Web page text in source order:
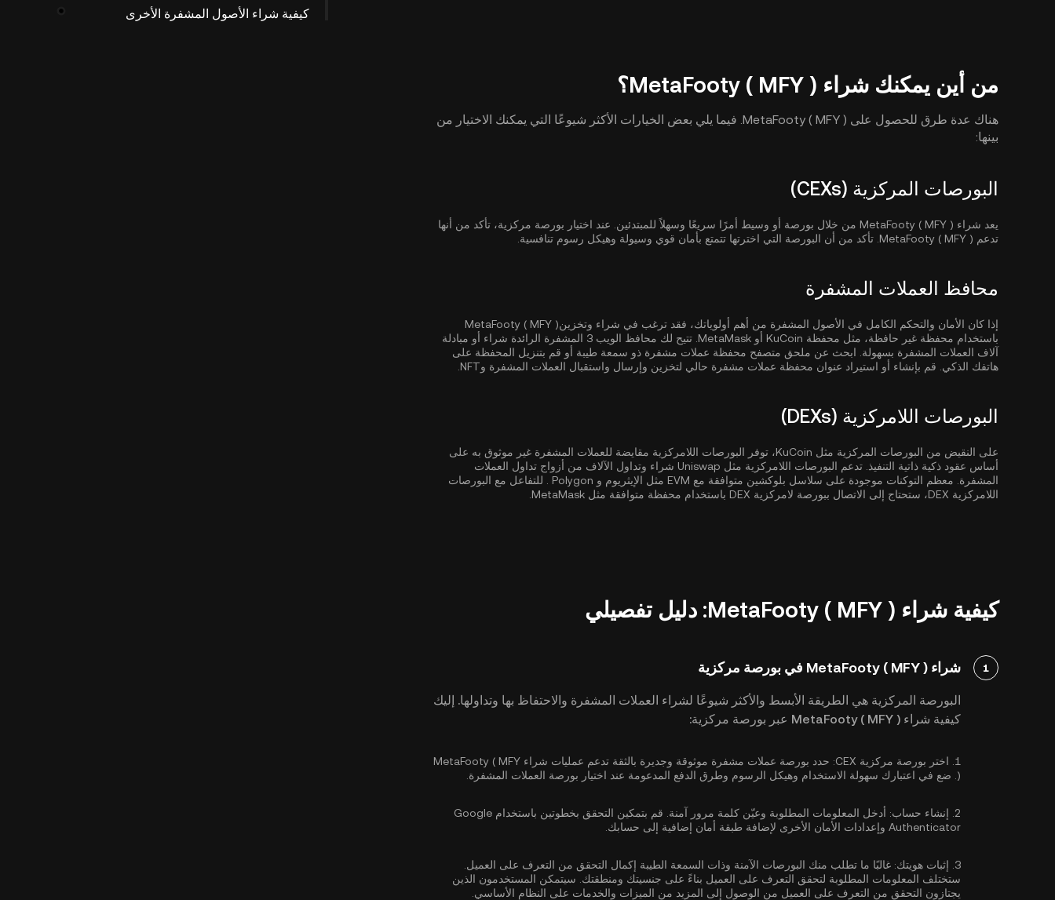
من أين يمكنك شراء MetaFooty ( MFY )؟
هناك عدة طرق للحصول على MetaFooty ( MFY ). فيما يلي بعض الخيارات الأكثر شيوعًا التي يمكنك الاختيار من
بينها:
البورصات المركزية (CEXs)
يعد شراء MetaFooty ( MFY ) من خلال بورصة أو وسيط أمرًا سريعًا وسهلاً للمبتدئين. عند اختيار بورصة مركزية، تأكد من أنها
تدعم MetaFooty ( MFY ). تأكد من أن البورصة التي اخترتها تتمتع بأمان قوي وسيولة وهيكل رسوم تنافسية.
محافظ العملات المشفرة
إذا كان الأمان والتحكم الكامل في الأصول المشفرة من أهم أولوياتك، فقد ترغب في شراء وتخزينMetaFooty ( MFY )
باستخدام محفظة غير حافظة، مثل محفظة KuCoin
أو MetaMask. تتيح لك محافظ الويب 3 المشفرة الرائدة شراء أو مبادلة
آلاف العملات المشفرة بسهولة. ابحث عن ملحق متصفح محفظة عملات مشفرة ذو سمعة طيبة أو قم بتنزيل المحفظة على
هاتفك الذكي. قم بإنشاء أو استيراد عنوان محفظة عملات مشفرة حالي لتخزين وإرسال واستقبال العملات المشفرة وNFT.
البورصات اللامركزية (DEXs)
على النقيض من البورصات المركزية مثل KuCoin، توفر البورصات اللامركزية مقايضة للعملات المشفرة غير موثوق به على
أساس عقود ذكية ذاتية التنفيذ. تدعم البورصات اللامركزية مثل Uniswap شراء وتداول الآلاف من أزواج تداول العملات
المشفرة. معظم التوكنات موجودة على سلاسل بلوكشين متوافقة مع EVM مثل
الإيثريوم و
. للتفاعل مع البورصات
اللامركزية DEX، ستحتاج إلى الاتصال ببورصة لامركزية DEX باستخدام محفظة متوافقة مثل MetaMask.
كيفية شراء MetaFooty ( MFY ): دليل تفصيلي
1 شراء MetaFooty ( MFY ) في بورصة مركزية
البورصة المركزية هي الطريقة الأبسط والأكثر شيوعًا لشراء العملات المشفرة والاحتفاظ بها وتداولها. إليك
كيفية شراء MetaFooty ( MFY ) عبر بورصة مركزية:
1. اختر بورصة مركزية CEX:
حدد بورصة عملات مشفرة موثوقة وجديرة بالثقة تدعم عمليات شراء MetaFooty ( MFY
). ضع في اعتبارك سهولة الاستخدام وهيكل الرسوم وطرق الدفع المدعومة عند اختيار بورصة العملات المشفرة.
2. إنشاء حساب: أدخل المعلومات المطلوبة وعيّن كلمة مرور آمنة. قم بتمكين
التحقق بخطوتين باستخدام Google
Authenticator وإعدادات الأمان الأخرى لإضافة طبقة أمان إضافية إلى حسابك.
3. إثبات هويتك: غالبًا ما تطلب منك البورصات الآمنة وذات السمعة الطيبة إكمال التحقق من التعرف على العميل
ستختلف المعلومات المطلوبة لتحقق التعرف على العميل بناءً على جنسيتك ومنطقتك. سيتمكن المستخدمون الذين
يجتازون التحقق من التعرف على العميل من الوصول إلى المزيد من الميزات والخدمات على النظام الأساسي.
كيفية شراء الأصول المشفرة الأخرى